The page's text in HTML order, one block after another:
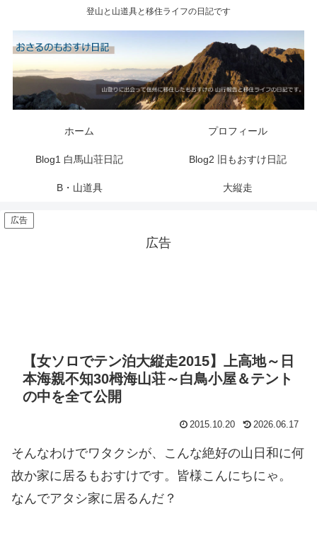
登山と山道具と移住ライフの日記です
ホーム プロフィール
Blog1 白馬山荘日記 Blog2 旧もおすけ日記
B・山道具 大縦走
広告
広告
【女ソロでテン泊大縦走2015】上高地～日
本海親不知30栂海山荘～白鳥小屋＆テント
の中を全て公開
2015.10.20 2026.06.17
そんなわけでワタクシが、こんな絶好の山日和に何
故か家に居るもおすけです。皆様こんにちにゃ。
なんでアタシ家に居るんだ？